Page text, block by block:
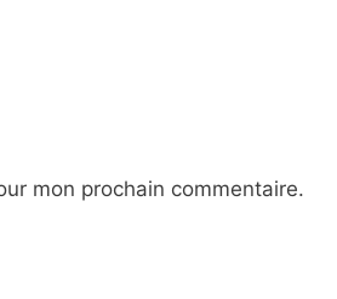
mon prochain commentaire.